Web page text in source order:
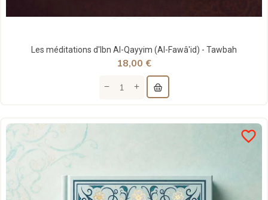
Les méditations d'Ibn Al-Qayyim (Al-Fawâ'id) - Tawbah
18,00 €
favorite_border